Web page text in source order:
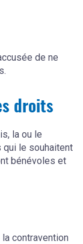
de ne
droits
la ou le
qui le souhaitent
bénévoles et
contravention